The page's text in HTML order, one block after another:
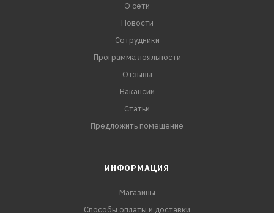
О сети
Новости
Сотрудники
Программа лояльности
Отзывы
Вакансии
Статьи
Предложить помещение
ИНФОРМАЦИЯ
Магазины
Способы оплаты и доставки